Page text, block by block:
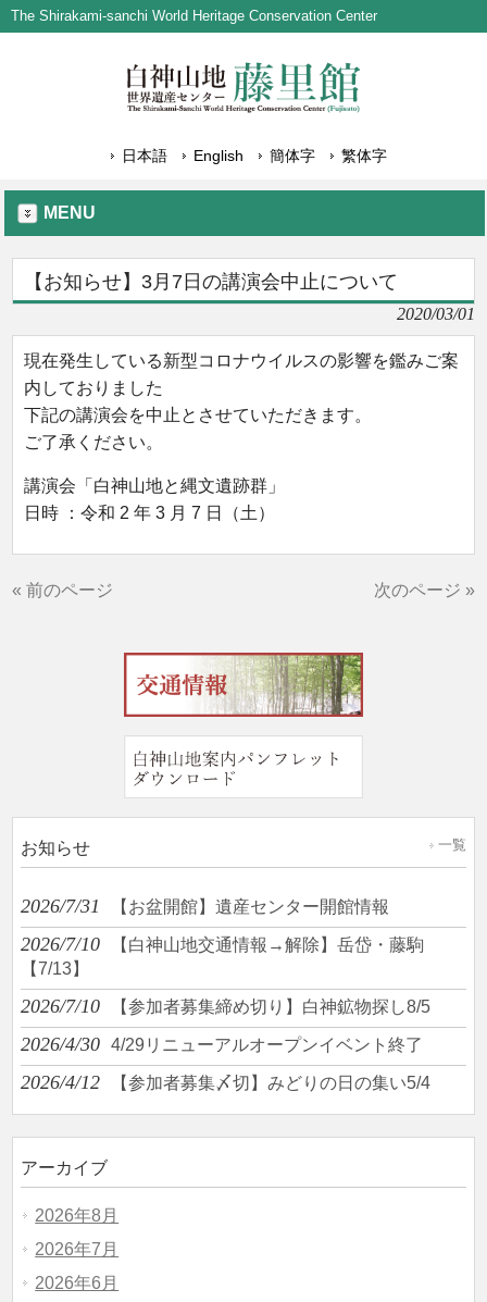
The Shirakami-sanchi World Heritage Conservation Center
日本語 English 簡体字 繁体字
MENU
【お知らせ】3月7日の講演会中止について
2020/03/01
現在発生している新型コロナウイルスの影響を鑑みご案
内しておりました
下記の講演会を中止とさせていただきます。
ご了承ください。
講演会「白神山地と縄文遺跡群」
日時 ：令和 2 年 3 月 7 日（土）
« 前のページ 次のページ »
お知らせ 一覧
2026/7/31 【お盆開館】遺産センター開館情報
2026/7/10
【白神山地交通情報→解除】岳岱・藤駒
【7/13】
2026/7/10 【参加者募集締め切り】白神鉱物探し8/5
2026/4/30 4/29リニューアルオープンイベント終了
2026/4/12 【参加者募集〆切】みどりの日の集い5/4
アーカイブ
2026年8月
2026年7月
2026年6月